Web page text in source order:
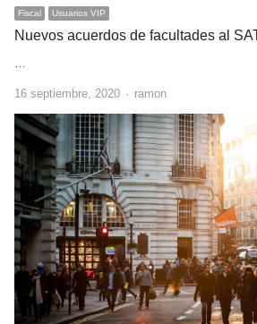
Fiscal Usuarios VIP
Nuevos acuerdos de facultades al
…
16 septiembre, 2020 Author
ramon